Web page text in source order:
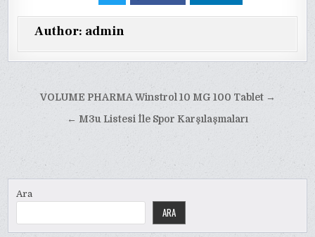
Author: admin
Yazı
gezinmesi
VOLUME PHARMA Winstrol 10 MG 100 Tablet →
← M3u Listesi İle Spor Karşılaşmaları
Ara
ARA